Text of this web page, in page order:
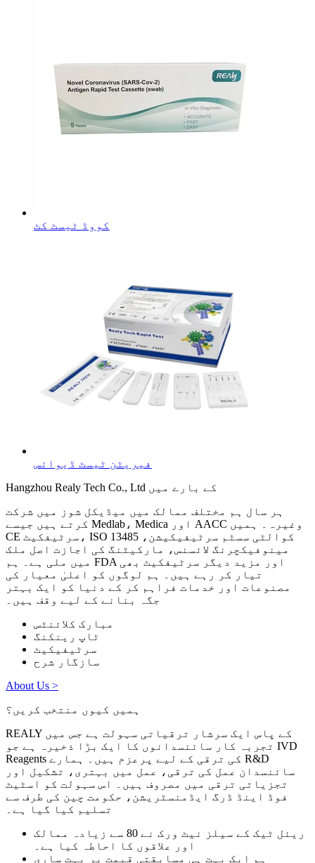
کووڈ ٹیسٹ کٹ
فیریٹن ٹیسٹ ڈیوائس
Hangzhou Realy Tech Co., Ltd کے بارے میں
ہر سال ہم مختلف ممالک میں میڈیکل شوز میں شرکت
کرتے ہیں جیسے Medlab، Medica اور AACC وغیرہ۔ ہمیں
CE سرٹیفکیٹ، ISO 13485 کوالٹی سسٹم سرٹیفیکیشن،
مینوفیکچرنگ لائسنس، مارکیٹنگ کی اجازت اصل ملک
میں ملی ہے۔ ہم FDA اور مزید دیگر سرٹیفکیٹ بھی
تیار کر رہے ہیں۔ ہم لوگوں کو اعلیٰ معیار کی
مصنوعات اور خدمات فراہم کر کے دنیا کو ایک بہتر
جگہ بنانے کے لیے وقف ہیں۔
مبارک کلائنٹس
ٹاپ رینکنگ
سرٹیفیکیٹ
سازگار شرح
About Us >
ہمیں کیوں منتخب کریں؟
REALY کے پاس ایک سرشار ترقیاتی سہولت ہے جس میں
تجربہ کار سائنسدانوں کا ایک بڑا ذخیرہ ہے جو IVD
Reagents کی ترقی کے لیے پرعزم ہیں۔ ہمارے R&D
سائنسدان عمل کی ترقی، عمل میں بہتری، تشکیل اور
تجزیاتی ترقی میں مصروف ہیں۔ اس سہولت کو اسٹیٹ
فوڈ اینڈ ڈرگ ایڈمنسٹریشن، حکومت چین کی طرف سے
تسلیم کیا گیا ہے۔
ریئل ٹیک کے سیلز نیٹ ورک نے 80 سے زیادہ ممالک
اور علاقوں کا احاطہ کیا ہے۔
ہم ایک بہت ہی مسابقتی قیمت پر بہت ساری